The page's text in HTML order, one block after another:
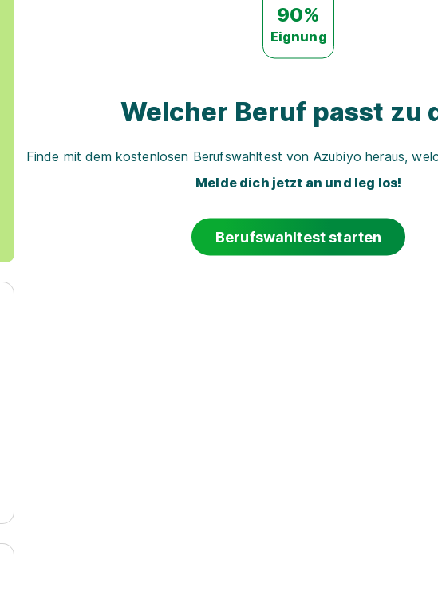
90%
Eignung
Welcher Beruf passt zu
Finde mit dem kostenlosen Berufswahltest von Azubiyo heraus,
Melde dich jetzt an und leg los!
Berufswahltest starten